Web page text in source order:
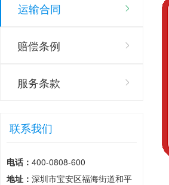
运输合同
赔偿条例
服务条款
联系我们
电话： 400-0808-600
地址： 深圳市宝安区福海街道和平